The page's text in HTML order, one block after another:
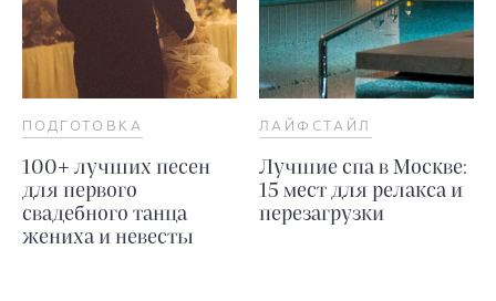
ПОДГОТОВКА
100+ лучших песен
для первого
свадебного танца
жениха и невесты
ЛАЙФСТАЙЛ
Лучшие спа в Москве:
15 мест для релакса и
перезагрузки